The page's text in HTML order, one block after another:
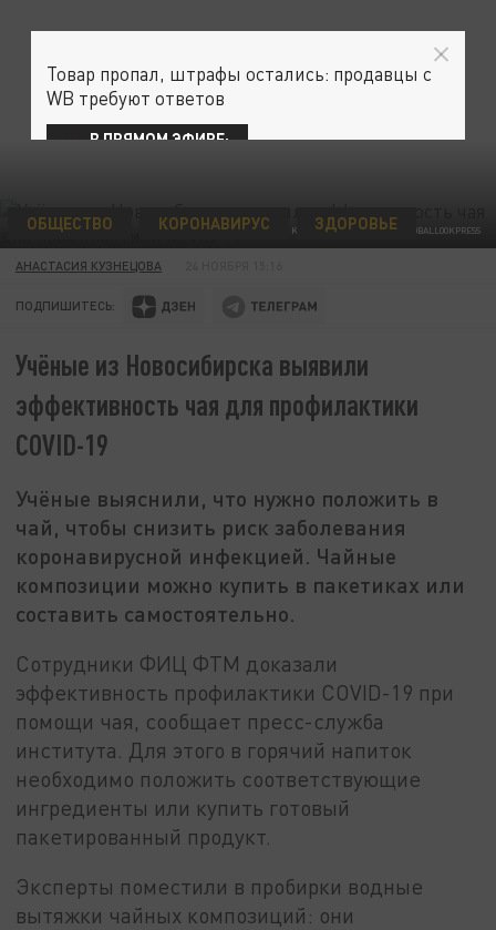
KOMSOMOLSKAYA PRAVDA/GLOBALLOOKPRESS
ОБЩЕСТВО КОРОНАВИРУС ЗДОРОВЬЕ
АНАСТАСИЯ КУЗНЕЦОВА
ПОДПИШИТЕСЬ:
Учёные из Новосибирска выявили
эффективность чая для профилактики
COVID-19
Учёные выяснили, что нужно положить в
чай, чтобы снизить риск заболевания
коронавирусной инфекцией. Чайные
композиции можно купить в пакетиках или
составить самостоятельно.
Сотрудники ФИЦ ФТМ доказали
эффективность профилактики COVID-19 при
помощи чая, сообщает пресс-служба
института. Для этого в горячий напиток
необходимо положить соответствующие
ингредиенты или купить готовый
пакетированный продукт.
Эксперты поместили в пробирки водные
вытяжки чайных композиций: они
Товар пропал, штрафы остались: продавцы с
WB требуют ответов
В ПРЯМОМ ЭФИРЕ: